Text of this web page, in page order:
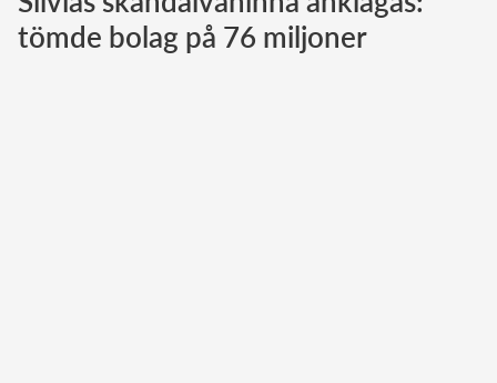
Norska kungahuset
tömde bolag på 76 miljoner